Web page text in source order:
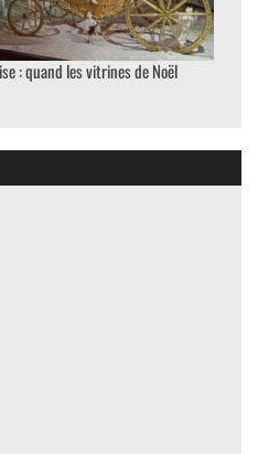
: quand les vitrines de Noël